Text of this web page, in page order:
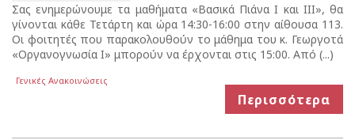
Σας ενημερώνουμε τα μαθήματα «Βασικά Πιάνα Ι και ΙΙΙ», θα
γίνονται κάθε Τετάρτη και ώρα 14:30-16:00 στην αίθουσα 113.
Οι φοιτητές που παρακολουθούν το μάθημα του κ. Γεωργοτά
«Οργανογνωσία Ι» μπορούν να έρχονται στις 15:00. Από (...)
Γενικές Ανακοινώσεις
Περισσότερα